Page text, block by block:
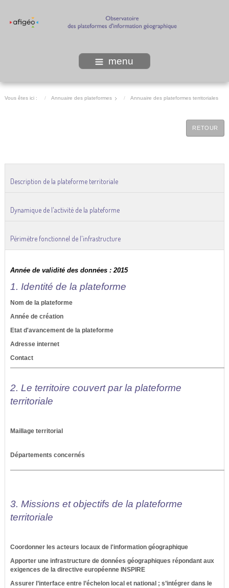
menu
Vous êtes ici : Annuaire des plateformes Annuaire des plateformes territoriales
RETOUR
Description de la plateforme territoriale
Dynamique de l'activité de la plateforme
Périmètre fonctionnel de l'infrastructure
Année de validité des données : 2015
1. Identité de la plateforme
Nom de la plateforme
Année de création
Etat d'avancement de la plateforme
Adresse internet
Contact
2. Le territoire couvert par la plateforme
territoriale
Maillage territorial
Départements concernés
3. Missions et objectifs de la plateforme
territoriale
Coordonner les acteurs locaux de l'information géographique
Apporter une infrastructure de données géographiques répondant aux
exigences de la directive européenne INSPIRE
Assurer l’interface entre l’échelon local et national ; s’intégrer dans le